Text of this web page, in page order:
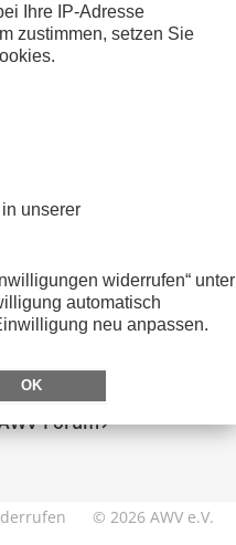
ZU
Forum
© 2026 AWV e.V.
Ihre IP-Adresse
zustimmen, setzen Sie
unserer
widerrufen“ unter
automatisch
neu anpassen.
OK